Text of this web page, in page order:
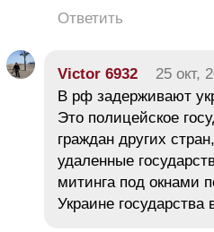
Ответить
Victor 6932 25 окт,
В рф задерживают
Это полицейское
граждан других
удаленные
митинга под окнами
Украине государства